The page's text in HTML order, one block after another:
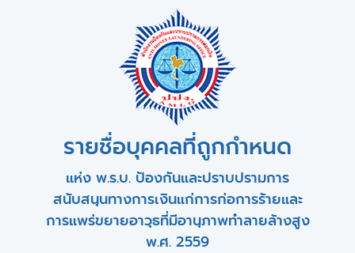
รายชื่อบุคคลที่ถูกกำหนด
แห่ง พ.ร.บ. ป้องกันและปราบปรามการ
สนับสนุนทางการเงินแก่การก่อการร้ายและ
การแพร่ขยายอาวุธที่มีอานุภาพทำลายล้างสูง
พ.ศ. 2559